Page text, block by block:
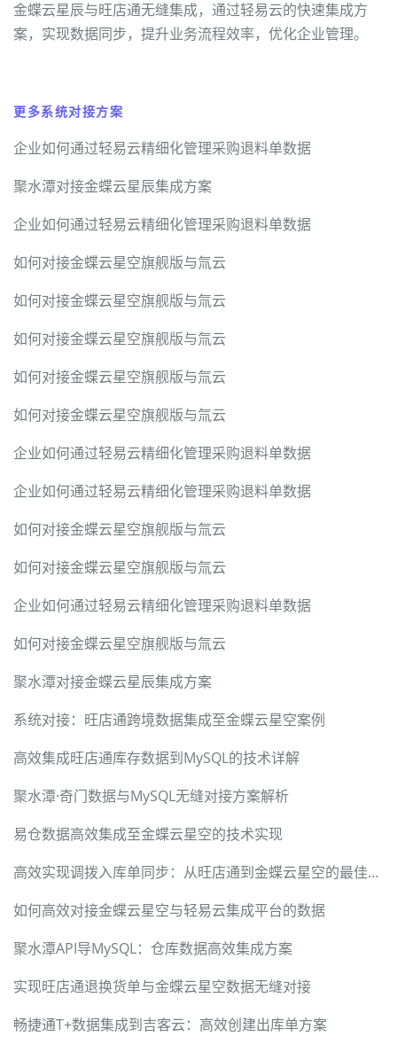
金蝶云星辰与旺店通无缝集成，通过轻易云的快速集成方
案，实现数据同步，提升业务流程效率，优化企业管理。
更多系统对接方案
企业如何通过轻易云精细化管理采购退料单数据
聚水潭对接金蝶云星辰集成方案
企业如何通过轻易云精细化管理采购退料单数据
如何对接金蝶云星空旗舰版与氚云
如何对接金蝶云星空旗舰版与氚云
如何对接金蝶云星空旗舰版与氚云
如何对接金蝶云星空旗舰版与氚云
如何对接金蝶云星空旗舰版与氚云
企业如何通过轻易云精细化管理采购退料单数据
企业如何通过轻易云精细化管理采购退料单数据
如何对接金蝶云星空旗舰版与氚云
如何对接金蝶云星空旗舰版与氚云
企业如何通过轻易云精细化管理采购退料单数据
如何对接金蝶云星空旗舰版与氚云
聚水潭对接金蝶云星辰集成方案
系统对接：旺店通跨境数据集成至金蝶云星空案例
高效集成旺店通库存数据到MySQL的技术详解
聚水潭·奇门数据与MySQL无缝对接方案解析
易仓数据高效集成至金蝶云星空的技术实现
高效实现调拨入库单同步：从旺店通到金蝶云星空的最佳实践
如何高效对接金蝶云星空与轻易云集成平台的数据
聚水潭API导MySQL：仓库数据高效集成方案
实现旺店通退换货单与金蝶云星空数据无缝对接
畅捷通T+数据集成到吉客云：高效创建出库单方案